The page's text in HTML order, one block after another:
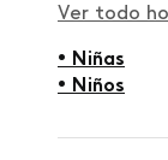
Ver todo
• Niñas
• Niños